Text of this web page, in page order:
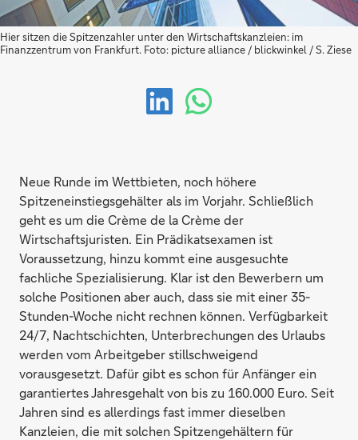
Hier sitzen die Spitzenzahler unter den Wirtschaftskanzleien: im
Finanzzentrum von Frankfurt. Foto: picture alliance / blickwinkel / S. Ziese
Neue Runde im Wettbieten, noch höhere
Spitzeneinstiegsgehälter als im Vorjahr. Schließlich
geht es um die Crème de la Crème der
Wirtschaftsjuristen. Ein Prädikatsexamen ist
Voraussetzung, hinzu kommt eine ausgesuchte
fachliche Spezialisierung. Klar ist den Bewerbern um
solche Positionen aber auch, dass sie mit einer 35-
Stunden-Woche nicht rechnen können. Verfügbarkeit
24/7, Nachtschichten, Unterbrechungen des Urlaubs
werden vom Arbeitgeber stillschweigend
vorausgesetzt. Dafür gibt es schon für Anfänger ein
garantiertes Jahresgehalt von bis zu 160.000 Euro. Seit
Jahren sind es allerdings fast immer dieselben
Kanzleien, die mit solchen Spitzengehältern für